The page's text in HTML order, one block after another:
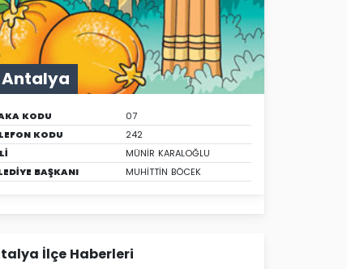
Antalya
KODU
07
KODU
242
MÜNİR KARALOĞLU
BAŞKANI
MUHİTTİN BÖCEK
İlçe Haberleri